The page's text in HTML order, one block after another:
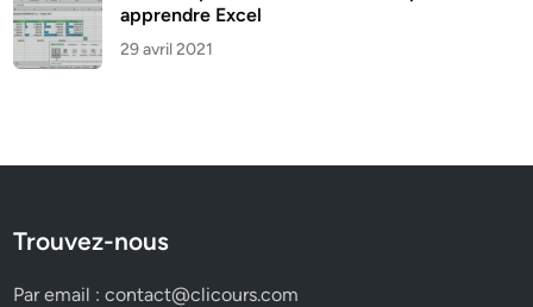
apprendre Excel
29 avril 2021
Trouvez-nous
Par email :contact@clicours.com